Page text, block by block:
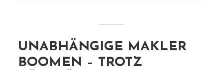
UNABHÄNGIGE MAKLER
BOOMEN – TROTZ